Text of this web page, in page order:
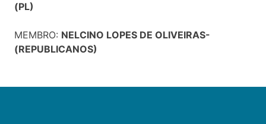
(PL)
MEMBRO: NELCINO LOPES DE OLIVEIRAS-
(REPUBLICANOS)